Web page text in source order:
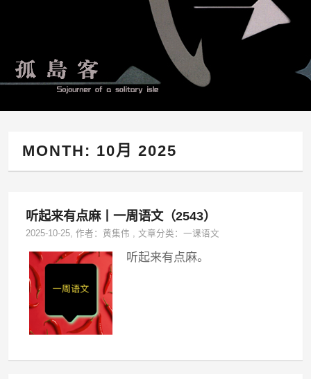
MONTH: 10月 2025
听起来有点麻丨一周语文（2543）
2025-10-25, 作者：黄集伟 ,文章分类：一课语文
听起来有点麻。